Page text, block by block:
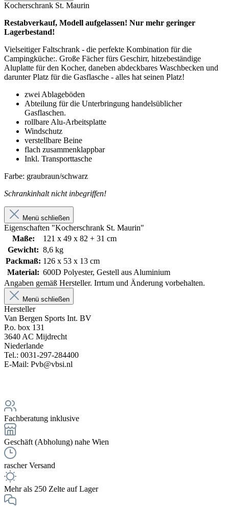
Kocherschrank St. Maurin
Restabverkauf, Modell aufgelassen! Nur mehr geringer
Lagerbestand!
Vielseitiger Faltschrank - die perfekte Kombination für die
Campingküche:. Große Fächer fürs Geschirr, hitzebeständige
Aluplatte für den Kocher, daneben abdeckbares Waschbecken und
darunter Platz für die Gasflasche - alles hat seinen Platz!
zwei Ablageböden
Abteilung für die Unterbringung handelsüblicher
Gasflaschen.
rollbare Alu-Arbeitsplatte
Windschutz
verstellbare Beine
flach zusammenklappbar
Inkl. Transporttasche
Farbe: graubraun/schwarz
Schrankinhalt nicht inbegriffen!
Menü schließen
Eigenschaften "Kocherschrank St. Maurin"
Maße:
121 x 49 x 82 + 31 cm
Gewicht: 8,6 kg
Packmaß: 126 x 53 x 13 cm
Material: 600D Polyester, Gestell aus Aluminium
Angaben gemäß Hersteller. Irrtum und Änderung vorbehalten.
Menü schließen
Hersteller
Van Bergen Sports Int. BV
P.o. box 131
3640 AC Mijdrecht
Niederlande
Tel.: 0031-297-284400
E-Mail: Pvb@vbsi.nl
Fachberatung inklusive
Geschäft (Abholung) nahe Wien
rascher Versand
Mehr als 250 Zelte auf Lager